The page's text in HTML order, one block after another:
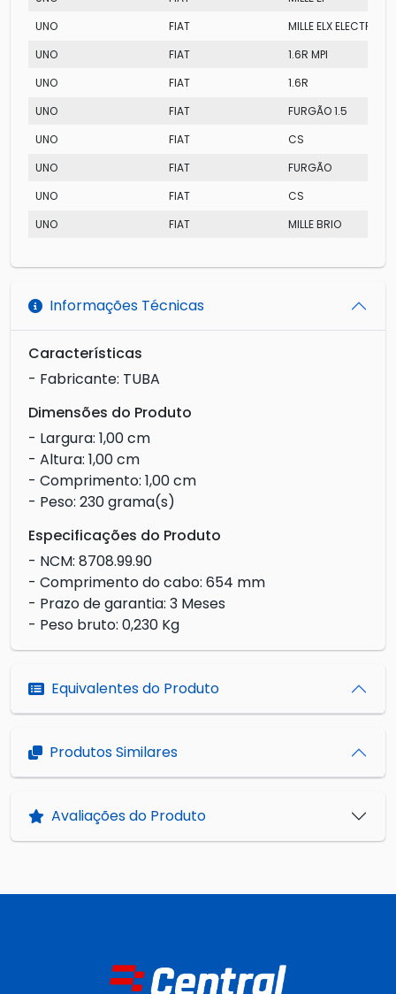
UNO
FIAT
MILLE ELX
UNO
FIAT
1.6R MPI
UNO
FIAT
1.6R
UNO
FIAT
FURGÃO 1.5
UNO
FIAT
CS
UNO
FIAT
FURGÃO
UNO
FIAT
CS
UNO
FIAT MILLE BRIO
Informações Técnicas
Características
- Fabricante: TUBA
Dimensões do Produto
- Largura: 1,00 cm
- Altura: 1,00 cm
- Comprimento: 1,00 cm
- Peso: 230 grama(s)
Especificações do Produto
- NCM: 8708.99.90
- Comprimento do cabo: 654 mm
- Prazo de garantia: 3 Meses
- Peso bruto: 0,230 Kg
Equivalentes do Produto
Produtos Similares
Avaliações do Produto